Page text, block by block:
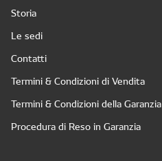
Storia
Le sedi
Contatti
Termini & Condizioni di Vendita
Termini & Condizioni della Garanzia
Procedura di Reso in Garanzia